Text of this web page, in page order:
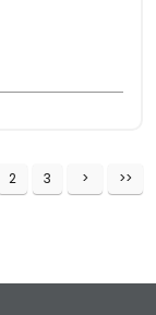
2 3